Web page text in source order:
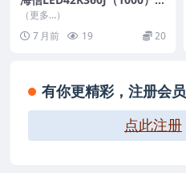
OM21_C005_20131129_U盘
刷机固件
（更多…）
7 月前
19 20
有你更精彩，注册会员
点此注册